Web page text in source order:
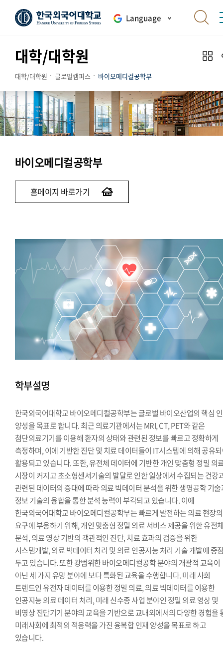
Language
대학/대학원
대학/대학원 글로벌캠퍼스 바이오메디컬공학부
바이오메디컬공학부
홈페이지 바로가기
학부설명
한국외국어대학교 바이오메디컬공학부는 글로벌 바이오산업의 핵심
양성을 목표로 합니다. 최근 의료기관에서는 MRI, CT, PET와 같은
첨단의료기기를 이용해 환자의 상태와 관련된 정보를 빠르고 정확하게
측정하며, 이에 기반한 진단 및 치료 데이터들이 IT시스템에 의해 공유
활용되고 있습니다. 또한, 유전체 데이터에 기반한 개인 맞춤형 정밀 의
시장이 커지고 초소형센서기술의 발달로 인한 일상에서 수집되는 건강
관련된 데이터의 증대에 따라 의료 빅데이터 분석을 위한 생명공학 기
정보 기술의 융합을 통한 분석 능력이 부각되고 있습니다. 이에
한국외국어대학교 바이오메디컬공학부는 빠르게 발전하는 의료 현장의
요구에 부응하기 위해, 개인 맞춤형 정밀 의료 서비스 제공을 위한 유전
분석, 의료 영상 기반의 객관적인 진단, 치료 효과의 검증을 위한
시스템개발, 의료 빅데이터 처리 및 의료 인공지능 처리 기술 개발에 중
두고 있습니다. 또한 광범위한 바이오메디컬공학 분야의 개괄적 교육이
아닌 세 가지 유망 분야에 보다 특화된 교육을 수행합니다. 미래 사회
트렌드인 유전자 데이터를 이용한 정밀 의료, 의료 빅데이터를 이용한
인공지능 의료 데이터 처리, 미래 신수종 사업 분야인 정밀 의료 영상 및
비영상 진단기기 분야의 교육을 기반으로 교내외에서의 다양한 경험을
미래사회에 최적의 적응력을 가진 융복합 인재 양성을 목표로 하고
있습니다.